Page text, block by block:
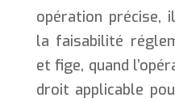
opération précise,
la faisabilité
et fige, quand
droit applicable